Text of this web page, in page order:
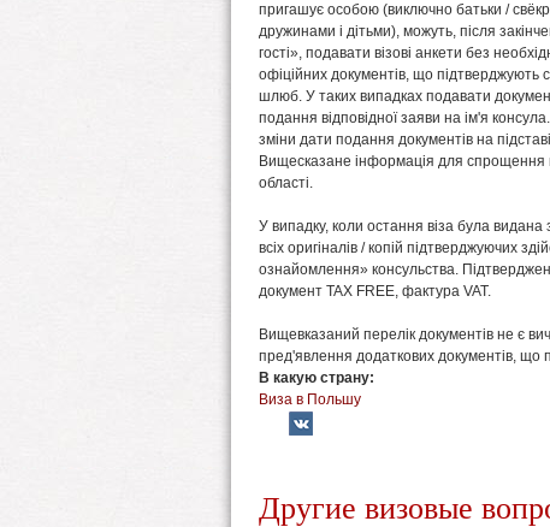
пригашує особою (виключно батьки /
дружинами і дітьми), можуть, після
гості», подавати візові анкети без
офіційних документів, що підтверджують
шлюб. У таких випадках подавати
подання відповідної заяви на ім'я
зміни дати подання документів на
Вищесказане інформація для спрощення
області.
У випадку, коли остання віза була
всіх оригіналів / копій підтверджуючих
ознайомлення» консульства.
документ TAX FREE, фактура VAT.
Вищевказаний перелік документів не є
пред'явлення додаткових документів, що
В какую страну:
Виза в Польшу
Другие визовые